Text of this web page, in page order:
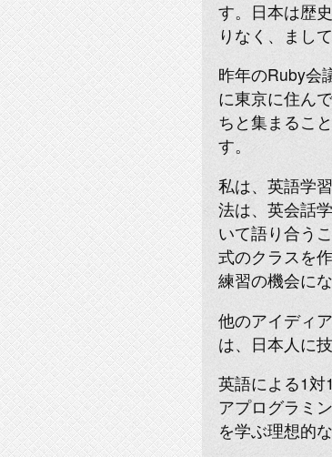
す。日本は歴
りなく、まし
昨年のRuby会
に東京に住ん
ちと集まるこ
す。
私は、英語学
法は、英会話
いて語り合う
式のクラスを
練習の機会に
他のアイディ
は、日本人に
英語による1対
アプログラミ
を学ぶ理想的